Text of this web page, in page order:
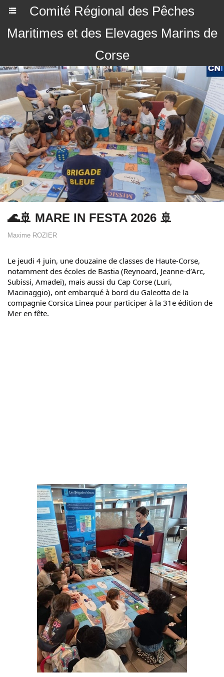
Comité Régional des Pêches
Maritimes et des Elevages Marins de
Corse
🌊🚢 MARE IN FESTA 2026 🚢
Maxime ROZIER
Le jeudi 4 juin, une douzaine de classes de Haute-Corse,
notamment des écoles de Bastia (Reynoard, Jeanne-d’Arc,
Subissi, Amadei), mais aussi du Cap Corse (Luri,
Macinaggio), ont embarqué à bord du Galeotta de la
compagnie Corsica Linea pour participer à la 31e édition de
Mer en fête.